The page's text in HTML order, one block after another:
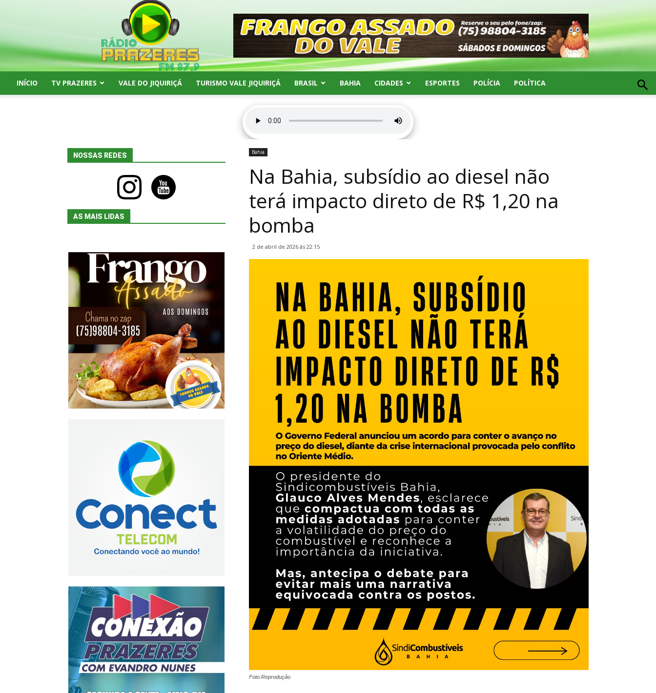
INÍCIO TV PRAZERES VALE DO JIQUIRIÇÁ TURISMO VALE JIQUIRIÇÁ BRASIL BAHIA CIDADES ESPORTES POLÍCIA POLÍTICA
Bahia
Na Bahia, subsídio ao diesel não
terá impacto direto de R$ 1,20 na
bomba
2 de abril de 2026 às 22:15
Foto:Reprodução
NOSSAS REDES
instagram youtube
AS MAIS LIDAS